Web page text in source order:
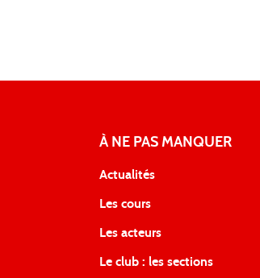
À NE PAS MANQUER
Actualités
Les cours
Les acteurs
Le club : les sections